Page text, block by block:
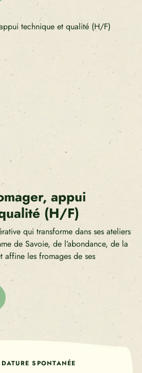
appui
(H/F)
qui transforme dans ses ateliers
de Savoie, de l’abondance, de la
les fromages de ses
SPONTANÉE